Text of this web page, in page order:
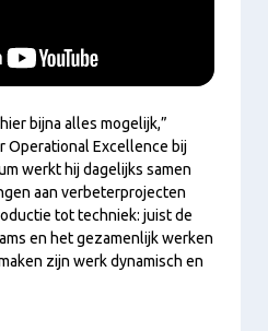
bijna alles mogelijk,”
Operational Excellence bij
werkt hij dagelijks samen
aan verbeterprojecten
tot techniek: juist de
en het gezamenlijk werken
zijn werk dynamisch en